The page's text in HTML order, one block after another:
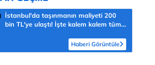
İstanbul'da taşınmanın maliyeti 200
bin TL'ye ulaştı! İşte kalem kalem tüm
Haberi Görüntüle